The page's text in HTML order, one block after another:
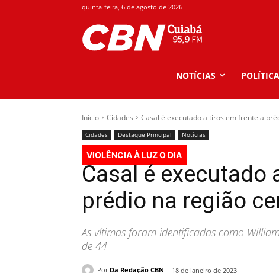
quinta-feira, 6 de agosto de 2026
NOTÍCIAS POLÍTICA
Início Cidades Casal é executado a tiros em frente a
Cidades Destaque Principal Notícias
VIOLÊNCIA À LUZ O DIA
Casal é executado
prédio na região
As vítimas foram identificadas como
de 44
Por Da Redação CBN 18 de janeiro de 2023